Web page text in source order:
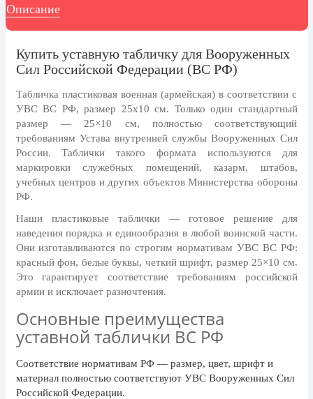
8 марта, Международный женский
день
1 апреля, День смеха
благоустройству
День геолога (первое воскресенье
апреля)
Светлая Пасха
12 апреля, День космонавтики
культурного наследия
1 мая, праздник Весны и Труда
6 мая, День герба и флага города
Москвы
9 мая, День Победы
24 мая, День славянской
письменности и культуры
28 мая, День пограничника
1 июня, День защиты детей
Описание
Купить уставную табличку для Вооруженных
Сил Российской Федерации (ВС РФ)
Табличка пластиковая военная (армейская) в соответствии с
УВС ВС РФ, размер 25х10 см. Только один стандартный
размер — 25×10 см, полностью соответствующий
требованиям Устава внутренней службы Вооруженных Сил
России. Таблички такого формата используются для
маркировки служебных помещений, казарм, штабов,
учебных центров и других объектов Министерства обороны
РФ.
Наши пластиковые таблички — готовое решение для
наведения порядка и единообразия в любой воинской части.
Они изготавливаются по строгим нормативам УВС ВС РФ:
красный фон, белые буквы, четкий шрифт, размер 25×10 см.
Это гарантирует соответствие требованиям российской
армии и исключает разночтения.
Основные преимущества
уставной таблички ВС РФ
Соответствие нормативам РФ— размер, цвет, шрифт и
материал полностью соответствуют УВС Вооруженных Сил
Российской Федерации.